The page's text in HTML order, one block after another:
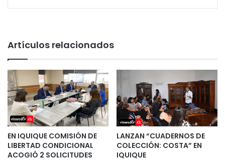
Artículos relacionados
EN IQUIQUE COMISIÓN DE
LIBERTAD CONDICIONAL
ACOGIÓ 2 SOLICITUDES
LANZAN “CUADERNOS DE
COLECCIÓN: COSTA” EN
IQUIQUE